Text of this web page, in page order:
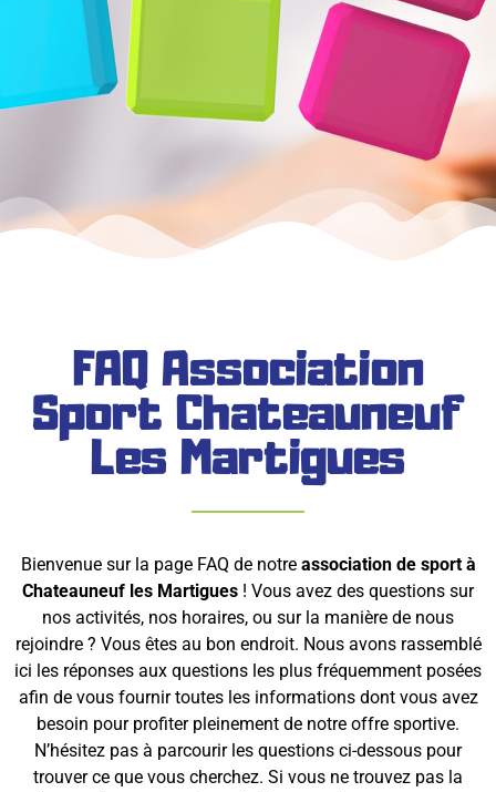
FAQ Association
Sport Chateauneuf
Les Martigues
Bienvenue sur la page FAQ de notre association de sport à
Chateauneuf les Martigues ! Vous avez des questions sur
nos activités, nos horaires, ou sur la manière de nous
rejoindre ? Vous êtes au bon endroit. Nous avons rassemblé
ici les réponses aux questions les plus fréquemment posées
afin de vous fournir toutes les informations dont vous avez
besoin pour profiter pleinement de notre offre sportive.
N’hésitez pas à parcourir les questions ci-dessous pour
trouver ce que vous cherchez. Si vous ne trouvez pas la